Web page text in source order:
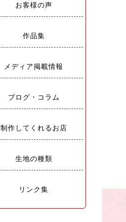
お客様の声
作品集
メディア掲載情報
ブログ・コラム
制作してくれるお店
生地の種類
リンク集